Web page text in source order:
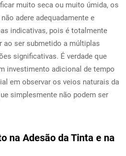
muito seca ou muito úmida, os
adere adequadamente e
indicativas, pois é totalmente
ao ser submetido a múltiplas
significativas. É verdade que
investimento adicional de tempo
em observar os veios naturais da
simplesmente não podem ser
na Adesão da Tinta e na